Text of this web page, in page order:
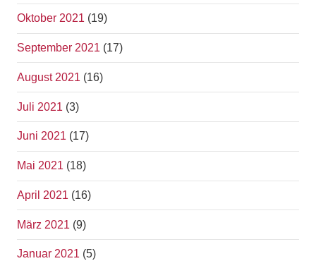
Oktober 2021 (19)
September 2021 (17)
August 2021 (16)
Juli 2021 (3)
Juni 2021 (17)
Mai 2021 (18)
April 2021 (16)
März 2021 (9)
Januar 2021 (5)